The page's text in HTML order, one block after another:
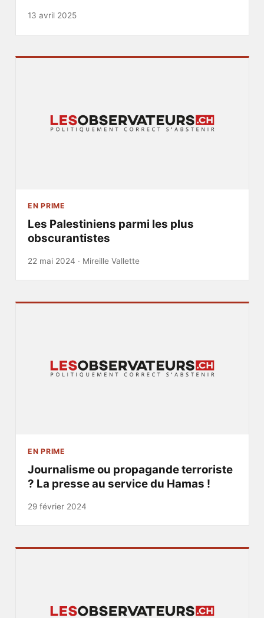
13 avril 2025
EN PRIME
Les Palestiniens parmi les plus
obscurantistes
22 mai 2024 · Mireille Vallette
EN PRIME
Journalisme ou propagande terroriste
? La presse au service du Hamas !
29 février 2024